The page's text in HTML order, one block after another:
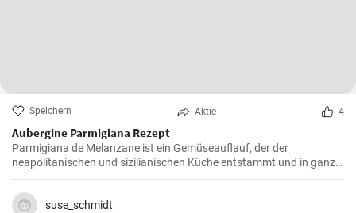
Speichern Aktie 4
Aubergine Parmigiana Rezept
Parmigiana de Melanzane ist ein Gemüseauflauf, der der
neapolitanischen und sizilianischen Küche entstammt und in ganz
Süditalien verbreitet ist. Melanzane - deutsch sind Auberginen
welche mit Parmesan Käse und Mozzarella überbacken werden.
suse_schmidt